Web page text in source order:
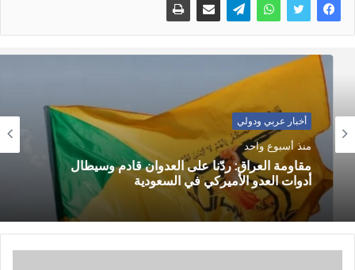
أخبار عربي ودولي
منذ أسبوع واحد
مقاومة العراق: ردّنا على العدوان قادم وسيطال
أدوات العدو الأميركي في السعودية